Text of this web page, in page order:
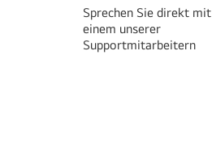
Sprechen Sie direkt mit
einem unserer
Supportmitarbeitern